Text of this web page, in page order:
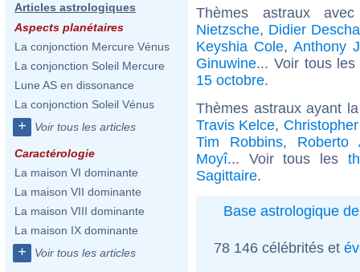
Articles astrologiques
Aspects planétaires
La conjonction Mercure Vénus
La conjonction Soleil Mercure
Lune AS en dissonance
La conjonction Soleil Vénus
+ Voir tous les articles
Caractérologie
La maison VI dominante
La maison VII dominante
La maison VIII dominante
La maison IX dominante
+ Voir tous les articles
Thèmes astraux
Nietzsche, Didier
Keyshia Cole, Anthony
Ginuwine... Voir tous
15 octobre.
Thèmes astraux ayant
Travis Kelce,
Tim Robbins, Roberto
Moyî... Voir tous les
Sagittaire.
Base astrologique
78 146 célébrités et